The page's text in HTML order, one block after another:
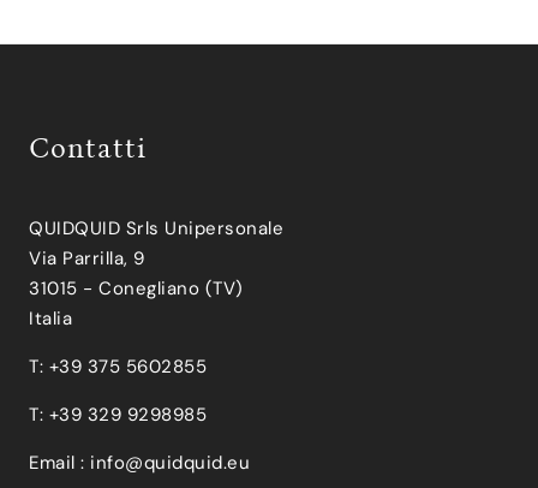
Contatti
QUIDQUID Srls Unipersonale
Via Parrilla, 9
31015 - Conegliano (TV)
Italia
T: +39 375 5602855
T: +39 329 9298985
Email : info@quidquid.eu